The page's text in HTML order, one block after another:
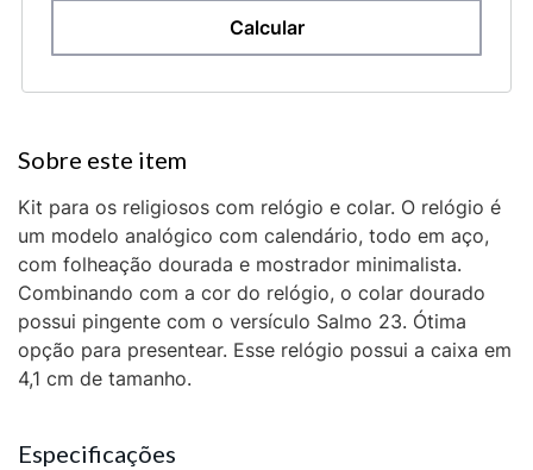
Kit para os religiosos com relógio e colar. O relógio é
um modelo analógico com calendário, todo em aço,
com folheação dourada e mostrador minimalista.
Combinando com a cor do relógio, o colar dourado
possui pingente com o versículo Salmo 23. Ótima
opção para presentear. Esse relógio possui a caixa em
4,1 cm de tamanho.
Especificações